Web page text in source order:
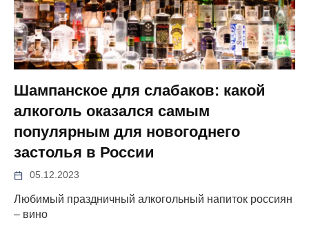
Шампанское для слабаков: какой
алкоголь оказался самым
популярным для новогоднего
застолья в России
05.12.2023
Любимый праздничный алкогольный напиток россиян
– вино